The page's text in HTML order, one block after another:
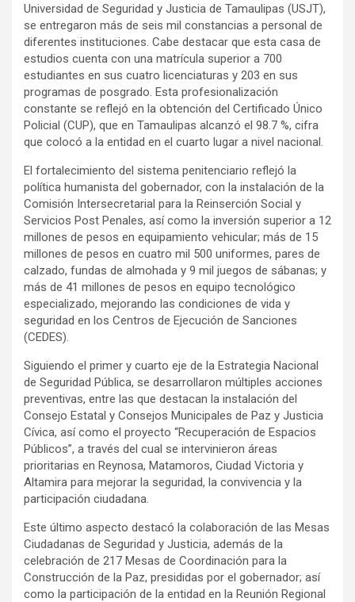
Universidad de Seguridad y Justicia de Tamaulipas (USJT),
se entregaron más de seis mil constancias a personal de
diferentes instituciones. Cabe destacar que esta casa de
estudios cuenta con una matrícula superior a 700
estudiantes en sus cuatro licenciaturas y 203 en sus
programas de posgrado. Esta profesionalización
constante se reflejó en la obtención del Certificado Único
Policial (CUP), que en Tamaulipas alcanzó el 98.7 %, cifra
que colocó a la entidad en el cuarto lugar a nivel nacional.
El fortalecimiento del sistema penitenciario reflejó la
política humanista del gobernador, con la instalación de la
Comisión Intersecretarial para la Reinserción Social y
Servicios Post Penales, así como la inversión superior a 12
millones de pesos en equipamiento vehicular; más de 15
millones de pesos en cuatro mil 500 uniformes, pares de
calzado, fundas de almohada y 9 mil juegos de sábanas; y
más de 41 millones de pesos en equipo tecnológico
especializado, mejorando las condiciones de vida y
seguridad en los Centros de Ejecución de Sanciones
(CEDES).
Siguiendo el primer y cuarto eje de la Estrategia Nacional
de Seguridad Pública, se desarrollaron múltiples acciones
preventivas, entre las que destacan la instalación del
Consejo Estatal y Consejos Municipales de Paz y Justicia
Cívica, así como el proyecto “Recuperación de Espacios
Públicos”, a través del cual se intervinieron áreas
prioritarias en Reynosa, Matamoros, Ciudad Victoria y
Altamira para mejorar la seguridad, la convivencia y la
participación ciudadana.
Este último aspecto destacó la colaboración de las Mesas
Ciudadanas de Seguridad y Justicia, además de la
celebración de 217 Mesas de Coordinación para la
Construcción de la Paz, presididas por el gobernador; así
como la participación de la entidad en la Reunión Regional